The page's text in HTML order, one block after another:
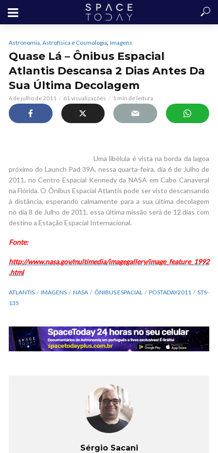
Astronomia, Astrofísica e Cosmologia, Imagens
Quase Lá – Ônibus Espacial
Atlantis Descansa 2 Dias Antes Da
Sua Última Decolagem
6 de julho de 2011 61 visualizações 1 min de leitura
Uma libélula é vista na borda da lagoa
próximo do Launch Pad 39A, nessa quarta-feira, dia 6 de Julho de
2011, no Centro Espacial Kennedy da NASA em Cabo Canaveral
na Flórida. O Ônibus Espacial Atlantis pode ser visto descansando
à distância, esperando calmamente para a sua última decolagem
no dia 8 de Julho de 2011, essa última missão será de 12 dias com
destino a Estação Espacial Internacional.
Fonte:
http://www.nasa.gov/multimedia/imagegallery/image_feature_1992
.html
ATLANTIS IMAGENS NASA ÔNIBUS ESPACIAL POSTADAY2011
STS-
135
Sérgio Sacani